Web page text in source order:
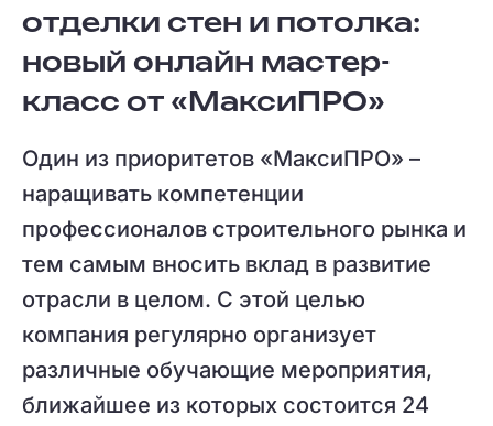
отделки стен и потолка:
новый онлайн мастер-
класс от «МаксиПРО»
Один из приоритетов «МаксиПРО» –
наращивать компетенции
профессионалов строительного рынка и
тем самым вносить вклад в развитие
отрасли в целом. С этой целью
компания регулярно организует
различные обучающие мероприятия,
ближайшее из которых состоится 24